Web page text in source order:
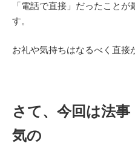
「電話で直接」だったこと
す。
お礼や気持ちはなるべく直接
さて、今回は法
気の